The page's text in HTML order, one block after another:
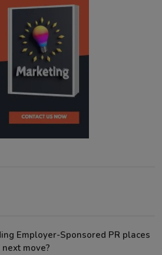
Employer-Sponsored PR places
move?